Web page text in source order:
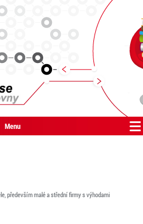
Menu
především malé a střední firmy s výhodami